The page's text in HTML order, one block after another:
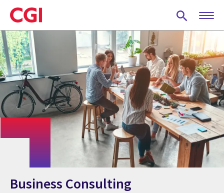
Skip
to
main
content
Business Consulting